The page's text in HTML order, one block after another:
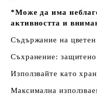
*Може да има
активността и
Съдържание на
Съхранение: защитено
Използвайте като
Максимална